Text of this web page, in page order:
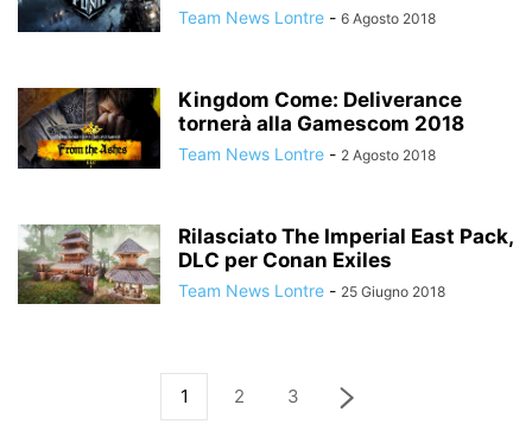
Team News Lontre - 6 Agosto 2018
Kingdom Come: Deliverance
tornerà alla Gamescom 2018
Team News Lontre - 2 Agosto 2018
Rilasciato The Imperial East Pack,
DLC per Conan Exiles
Team News Lontre - 25 Giugno 2018
1 2 3